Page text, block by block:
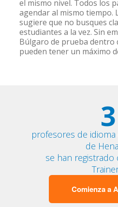
el mismo nivel. Todos los
agendar al mismo tiempo.
sugiere que no busques
estudiantes a la vez. Sin
Búlgaro de prueba dentro
pueden tener un máximo
3
profesores de
de
se han registrado
Comienza a